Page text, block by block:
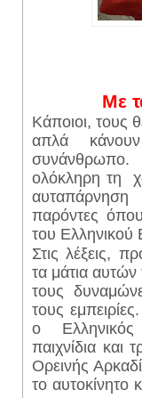
Με
Κάποιοι, τους
απλά
ολόκληρη τη
παρόντες
του
Στις λέξεις,
τα μάτια
τους
τους
ο
παιχνίδια και
Ορεινής
το αυτοκίνητο